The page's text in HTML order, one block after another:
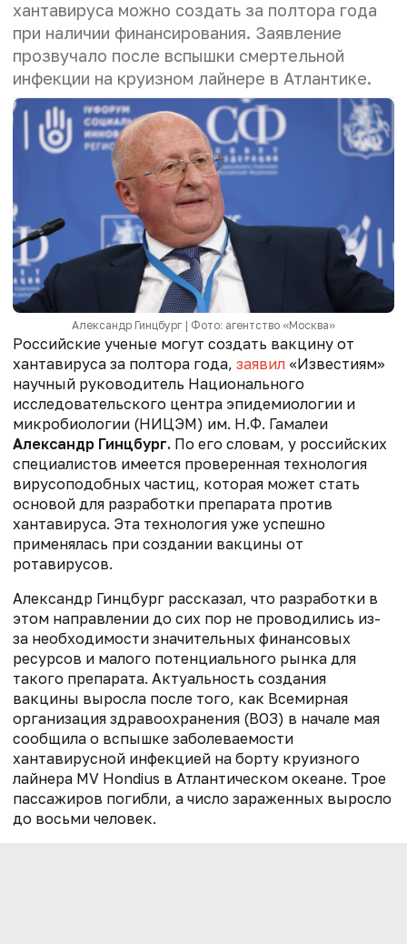
хантавируса можно создать за полтора года
при наличии финансирования. Заявление
прозвучало после вспышки смертельной
инфекции на круизном лайнере в Атлантике.
Александр Гинцбург | Фото: агентство «Москва»
Российские ученые могут создать вакцину от
хантавируса за полтора года, заявил «Известиям»
научный руководитель Национального
исследовательского центра эпидемиологии и
микробиологии (НИЦЭМ) им. Н.Ф. Гамалеи
Александр Гинцбург. По его словам, у российских
специалистов имеется проверенная технология
вирусоподобных частиц, которая может стать
основой для разработки препарата против
хантавируса. Эта технология уже успешно
применялась при создании вакцины от
ротавирусов.
Александр Гинцбург рассказал, что разработки в
этом направлении до сих пор не проводились из-
за необходимости значительных финансовых
ресурсов и малого потенциального рынка для
такого препарата. Актуальность создания
вакцины выросла после того, как Всемирная
организация здравоохранения (ВОЗ) в начале мая
сообщила о вспышке заболеваемости
хантавирусной инфекцией на борту круизного
лайнера MV Hondius в Атлантическом океане. Трое
пассажиров погибли, а число зараженных выросло
до восьми человек.